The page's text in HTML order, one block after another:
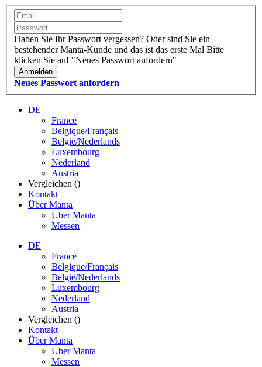
Haben Sie Ihr Passwort vergessen? Oder sind Sie ein
bestehender Manta-Kunde und das ist das erste Mal Bitte
klicken Sie auf "Neues Passwort anfordern"
Anmelden
Neues Passwort anfordern
DE
France
Belgique/Français
België/Nederlands
Luxembourg
Nederland
Austria
Vergleichen ()
Kontakt
Über Manta
Über Manta
Messen
DE
France
Belgique/Français
België/Nederlands
Luxembourg
Nederland
Austria
Vergleichen ()
Kontakt
Über Manta
Über Manta
Messen